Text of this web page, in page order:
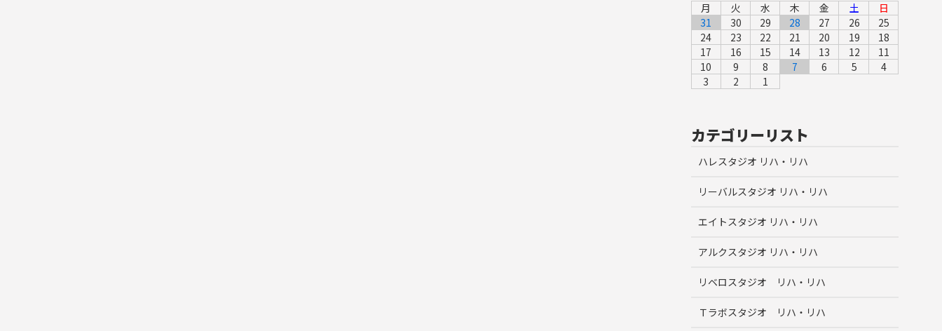
月 火 水 木 金 土
日
31
30 29 28 27 26
25
24
23 22 21 20 19
18
17
16 15 14 13 12
11
10
9 8 7 6 5
4
3
2 1
カテゴリーリスト
ハレスタジオ リハ・リハ
リーバルスタジオ リハ・リハ
エイトスタジオ リハ・リハ
アルクスタジオ リハ・リハ
リベロスタジオ リハ・リハ
Ｔラボスタジオ リハ・リハ